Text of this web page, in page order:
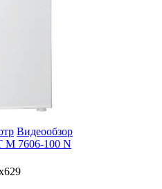
Видеообзор
М 7606-100 N